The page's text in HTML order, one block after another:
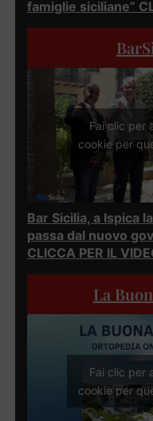
famiglie siciliane”
Fai clic per
cookie per
Bar Sicilia, a Ispica
passa dal nuovo
CLICCA PER IL
La
Fai clic per
cookie per